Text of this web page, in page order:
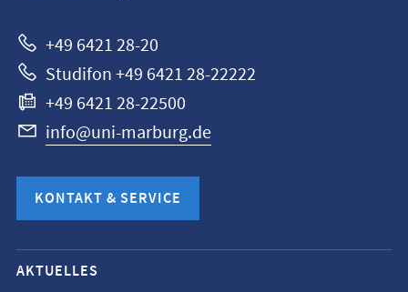
+49 6421 28-20
Studifon +49 6421 28-22222
+49 6421 28-22500
info@uni-marburg.de
KONTAKT & SERVICE
Mobile-
AKTUELLES